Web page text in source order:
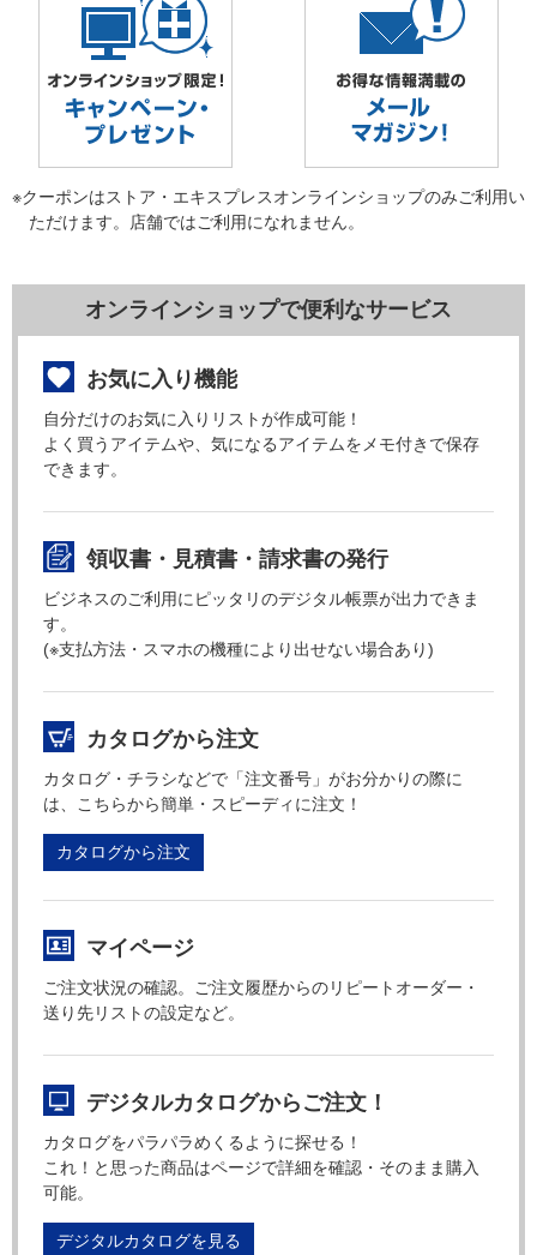
※クーポンはストア・エキスプレスオンラインショップのみご利用い
ただけます。店舗ではご利用になれません。
オンラインショップで便利なサービス
お気に入り機能
自分だけのお気に入りリストが作成可能！
よく買うアイテムや、気になるアイテムをメモ付きで保存
できます。
領収書・見積書・請求書の発行
ビジネスのご利用にピッタリのデジタル帳票が出力できま
す。
(※支払方法・スマホの機種により出せない場合あり)
カタログから注文
カタログ・チラシなどで「注文番号」がお分かりの際に
は、こちらから簡単・スピーディに注文！
カタログから注文
マイページ
ご注文状況の確認。ご注文履歴からのリピートオーダー・
送り先リストの設定など。
デジタルカタログからご注文！
カタログをパラパラめくるように探せる！
これ！と思った商品はページで詳細を確認・そのまま購入
可能。
デジタルカタログを見る